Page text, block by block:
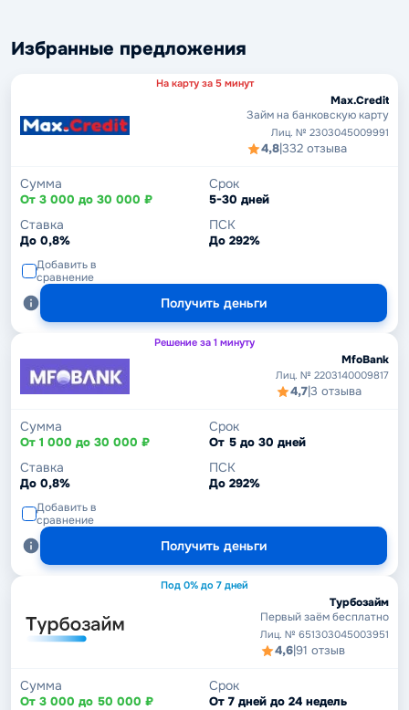
Избранные предложения
На карту за 5 минут
Max.Credit
Займ на банковскую карту
Лиц. № 2303045009991
4,8|332 отзыва
Сумма
От 3 000 до 30 000 ₽
Срок
5-30 дней
Ставка
До 0,8%
ПСК
До 292%
Добавить в
сравнение
Получить деньги
Решение за 1 минуту
MfoBank
Лиц. № 2203140009817
4,7|3 отзыва
Сумма
От 1 000 до 30 000 ₽
Срок
От 5 до 30 дней
Ставка
До 0,8%
ПСК
До 292%
Добавить в
сравнение
Получить деньги
Под 0% до 7 дней
Турбозайм
Первый заём бесплатно
Лиц. № 651303045003951
4,6|91 отзыв
Сумма
От 3 000 до 50 000 ₽
Срок
От 7 дней до 24 недель